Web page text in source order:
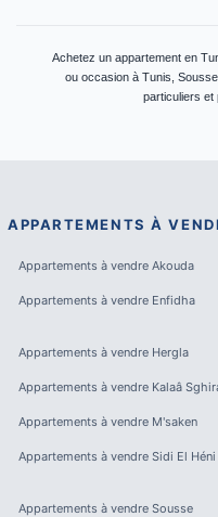
Achetez un appartement en
ou occasion à Tunis,
particuliers et
APPARTEMENTS À
Appartements à vendre Akouda
Appartements à vendre Enfidha
Appartements à vendre Hergla
Appartements à vendre Kalaâ
Appartements à vendre M'saken
Appartements à vendre Sidi El Héni
Appartements à vendre Sousse